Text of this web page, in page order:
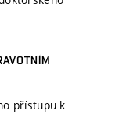
přístupu k